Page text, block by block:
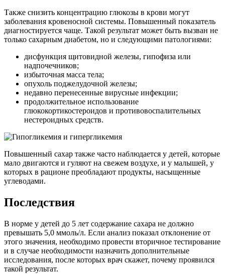
Также снизить концентрацию глюкозы в крови могут
заболевания кровеносной системы. Повышенный показатель
диагностируется чаще. Такой результат может быть вызван не
только сахарным диабетом, но и следующими патологиями:
дисфункция щитовидной железы, гипофиза или
надпочечников;
избыточная масса тела;
опухоль поджелудочной железы;
недавно перенесенные вирусные инфекции;
продолжительное использование
глюкокортикостероидов и противовоспалительных
нестероидных средств.
Повышенный сахар также часто наблюдается у детей, которые
мало двигаются и гуляют на свежем воздухе, и у малышей, у
которых в рационе преобладают продукты, насыщенные
углеводами.
Последствия
В норме у детей до 5 лет содержание сахара не должно
превышать 5,0 ммоль/л. Если анализ показал отклонение от
этого значения, необходимо провести вторичное тестирование
и в случае необходимости назначить дополнительные
исследования, после которых врач скажет, почему проявился
такой результат.